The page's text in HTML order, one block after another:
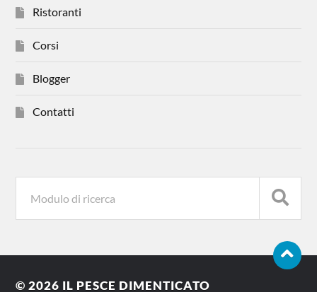
Ristoranti
Corsi
Blogger
Contatti
© 2026 IL PESCE DIMENTICATO